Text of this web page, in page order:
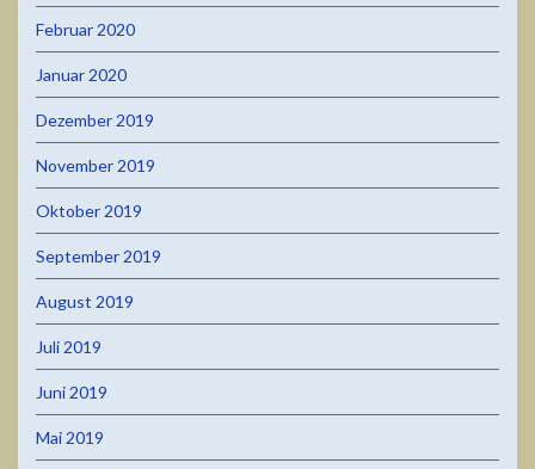
Februar 2020
Januar 2020
Dezember 2019
November 2019
Oktober 2019
September 2019
August 2019
Juli 2019
Juni 2019
Mai 2019